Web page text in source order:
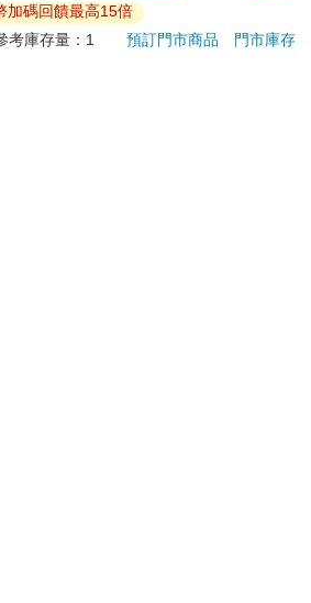
享有到貨7天的猶豫期（含例假
組合商品恕無法接受單獨退貨）必須
加碼回饋最高15倍
考庫存量：1 預訂門市商品
門市庫存